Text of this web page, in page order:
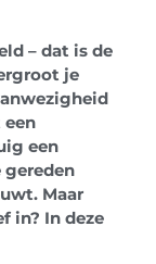
– dat is de
je
een
Maar
in? In deze